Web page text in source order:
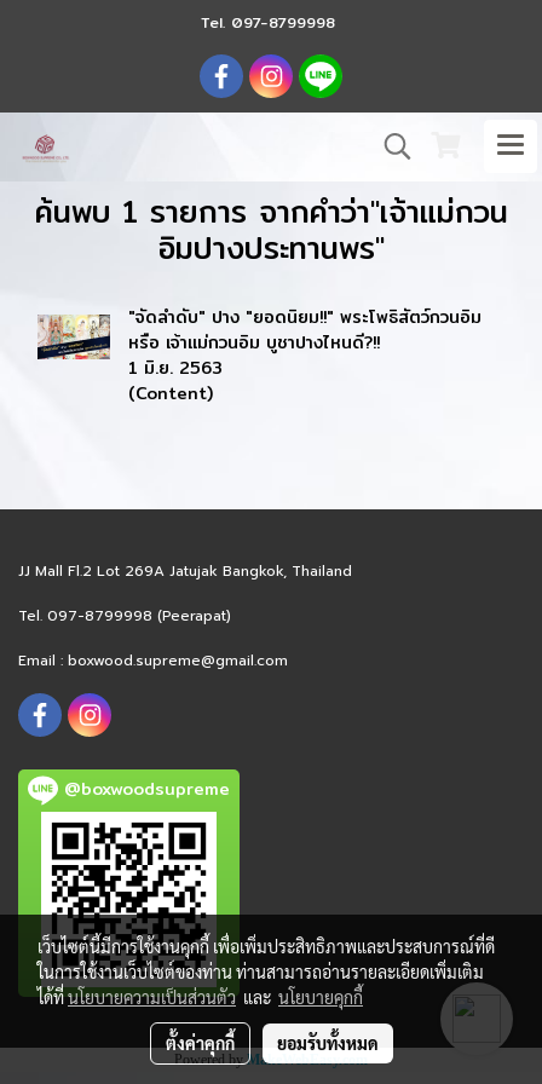
Tel. 097-8799998
ค้นพบ 1 รายการ จากคำว่า"เจ้าแม่กวน
อิมปางประทานพร"
"จัดลำดับ" ปาง "ยอดนิยม!!" พระโพธิสัตว์กวนอิม
หรือ เจ้าแม่กวนอิม บูชาปางไหนดี?!!
1 มิ.ย. 2563
(Content)
JJ Mall Fl.2 Lot 269A Jatujak Bangkok, Thailand
Tel. 097-8799998 (Peerapat)
Email : boxwood.supreme@gmail.com
@boxwoodsupreme
Powered byMakeWebEasy.com
เว็บไซต์นี้มีการใช้งานคุกกี้ เพื่อเพิ่มประสิทธิภาพและประสบการณ์ที่ดี
ในการใช้งานเว็บไซต์ของท่าน ท่านสามารถอ่านรายละเอียดเพิ่มเติม
ได้ที่นโยบายความเป็นส่วนตัวและ นโยบายคุกกี้
ตั้งค่าคุกกี้ ยอมรับทั้งหมด